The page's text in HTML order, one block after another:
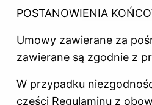
POSTANOWIENIA
Umowy zawierane za
zawierane są zgodnie z
W przypadku
części Regulaminu z